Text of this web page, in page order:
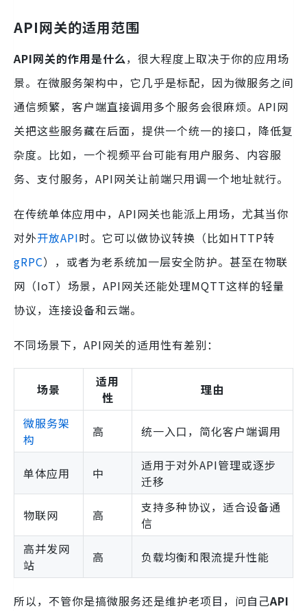
API网关的适用范围
API网关的作用是什么，很大程度上取决于你的应用场
景。在微服务架构中，它几乎是标配，因为微服务之间
通信频繁，客户端直接调用多个服务会很麻烦。API网
关把这些服务藏在后面，提供一个统一的接口，降低复
杂度。比如，一个视频平台可能有用户服务、内容服
务、支付服务，API网关让前端只用调一个地址就行。
在传统单体应用中，API网关也能派上用场，尤其当你
对外开放API时。它可以做协议转换（比如HTTP转
gRPC），或者为老系统加一层安全防护。甚至在物联
网（IoT）场景，API网关还能处理MQTT这样的轻量
协议，连接设备和云端。
不同场景下，API网关的适用性有差别：
场景
适用
性
理由
微服务架
构
高 统一入口，简化客户端调用
单体应用 中
适用于对外API管理或逐步
迁移
物联网 高
支持多种协议，适合设备通
信
高并发网
站
高 负载均衡和限流提升性能
所以，不管你是搞微服务还是维护老项目，问自己API